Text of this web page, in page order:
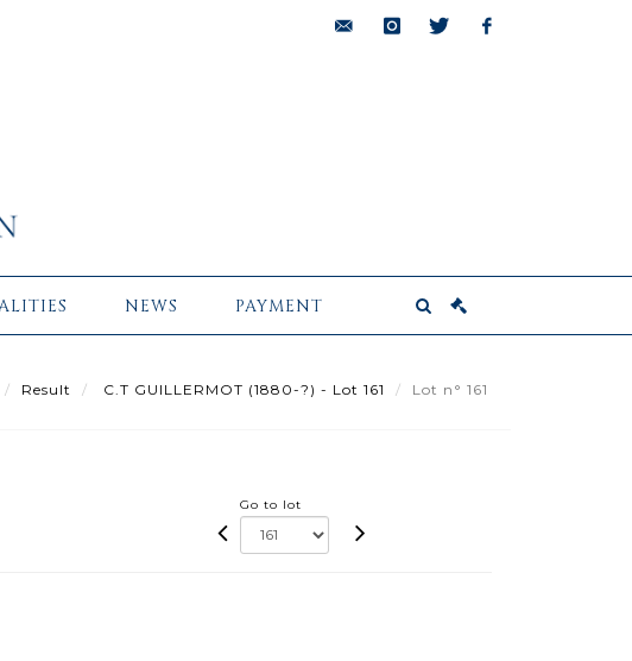
NEWS PAYMENT
Result C.T GUILLERMOT (1880-?) - Lot 161 Lot n° 161
Go to lot